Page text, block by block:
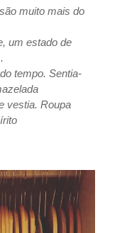
muito mais do
um estado de
tempo. Sentia-
vestia. Roupa